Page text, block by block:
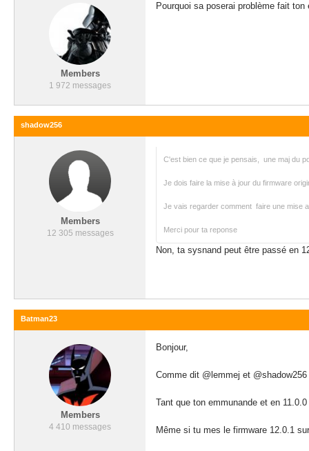
Members
1 972 messages
Pourquoi sa poserai problème fait
shadow256
Members
12 305 messages
C'est bien ce que je pensais, une maj du
Je dois faire la mise à jour du firmware
Je vais regarder comment faire une mise
Merci pour ta reponse
Non, ta sysnand peut être passé en
Batman23
Members
4 410 messages
Bonjour,
Comme dit @lemmej et @shadow256
Tant que ton emmunande et en
Même si tu mes le firmware 12.0.1